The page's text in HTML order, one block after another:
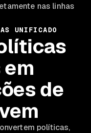
nas linhas
UNIFICADO
de
políticas,